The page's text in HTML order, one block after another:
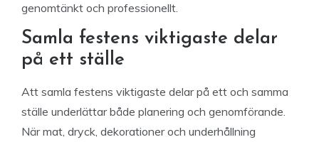
genomtänkt och professionellt.
Samla festens viktigaste delar
på ett ställe
Att samla festens viktigaste delar på ett och samma
ställe underlättar både planering och genomförande.
När mat, dryck, dekorationer och underhållning